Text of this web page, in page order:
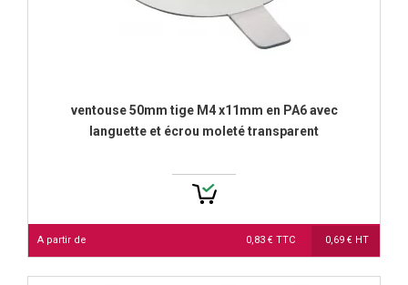
ventouse 50mm tige M4 x11mm en PA6 avec
languette et écrou moleté transparent
A partir de 0,83 € TTC 0,69 € HT